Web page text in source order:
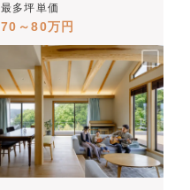
最多坪単価
70～80万円